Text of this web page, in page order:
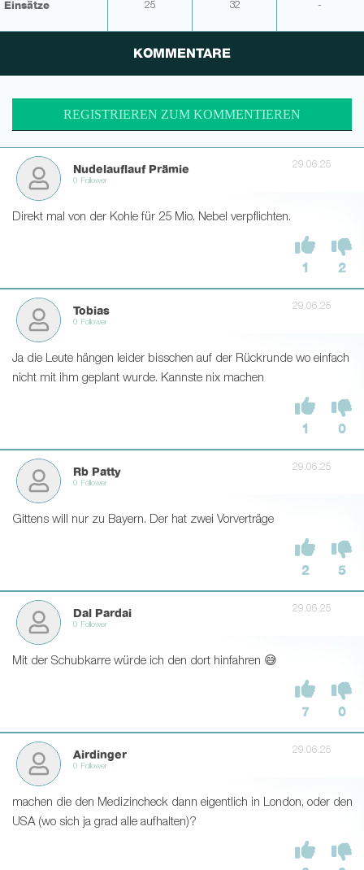
Einsätze 25 32 -
KOMMENTARE
REGISTRIEREN ZUM KOMMENTIEREN
Nudelauflauf Prämie
0 Follower
29.06.25
Direkt mal von der Kohle für 25 Mio. Nebel verpflichten.
1 2
Tobias
0 Follower
29.06.25
Ja die Leute hängen leider bisschen auf der Rückrunde wo einfach
nicht mit ihm geplant wurde. Kannste nix machen
1 0
Rb Patty
0 Follower
29.06.25
Gittens will nur zu Bayern. Der hat zwei Vorverträge
2 5
Dal Pardai
0 Follower
29.06.25
Mit der Schubkarre würde ich den dort hinfahren 😅
7 0
Airdinger
0 Follower
29.06.25
machen die den Medizincheck dann eigentlich in London, oder den
USA (wo sich ja grad alle aufhalten)?